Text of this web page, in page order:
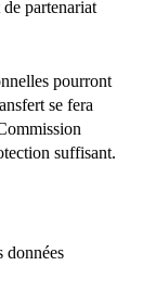
partenariat
pourront
se fera
suffisant.
données